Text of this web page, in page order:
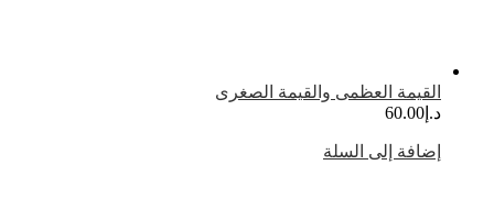
العظمى والقيمة الصغرى
إلى السلة